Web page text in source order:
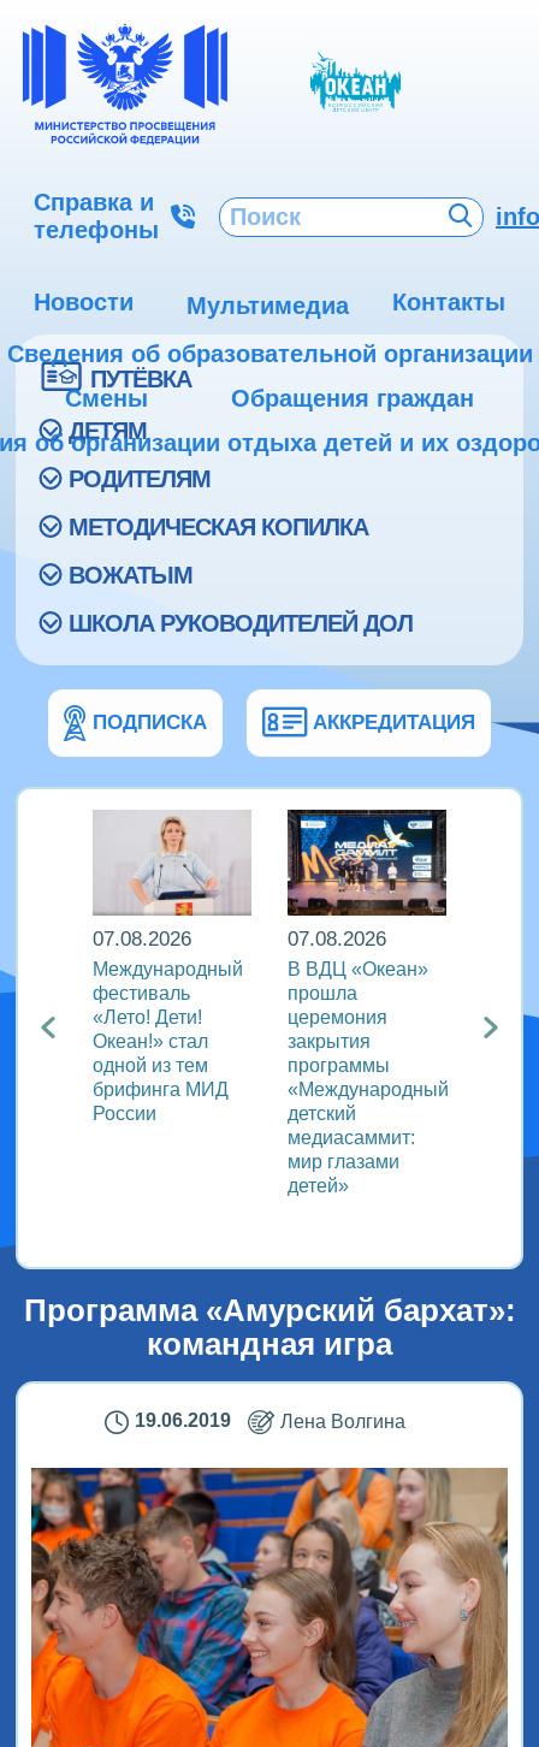
Справка и
телефоны
Новости Мультимедиа
Контакты
Сведения об образовательной организации
Смены
Обращения граждан
об организации отдыха детей и их
ПУТЁВКА
ДЕТЯМ
РОДИТЕЛЯМ
МЕТОДИЧЕСКАЯ КОПИЛКА
ВОЖАТЫМ
ШКОЛА РУКОВОДИТЕЛЕЙ ДОЛ
ПОДПИСКА АККРЕДИТАЦИЯ
07.08.2026
Международный
фестиваль
«Лето! Дети!
Океан!» стал
одной из тем
брифинга МИД
России
07.08.2026
В ВДЦ «Океан»
прошла
церемония
закрытия
программы
«Международный
детский
медиасаммит:
мир глазами
детей»
VIII
Программа «Амурский бархат»:
командная игра
19.06.2019 Лена Волгина